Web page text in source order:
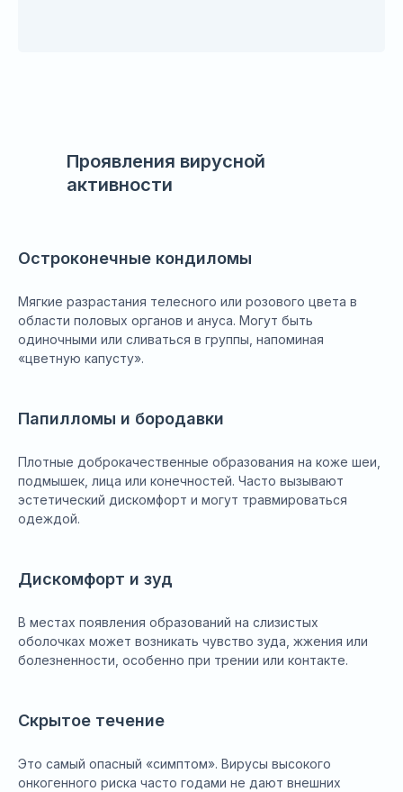
Проявления вирусной
активности
Остроконечные кондиломы
Мягкие разрастания телесного или розового цвета в
области половых органов и ануса. Могут быть
одиночными или сливаться в группы, напоминая
«цветную капусту».
Папилломы и бородавки
Плотные доброкачественные образования на коже шеи,
подмышек, лица или конечностей. Часто вызывают
эстетический дискомфорт и могут травмироваться
одеждой.
Дискомфорт и зуд
В местах появления образований на слизистых
оболочках может возникать чувство зуда, жжения или
болезненности, особенно при трении или контакте.
Скрытое течение
Это самый опасный «симптом». Вирусы высокого
онкогенного риска часто годами не дают внешних